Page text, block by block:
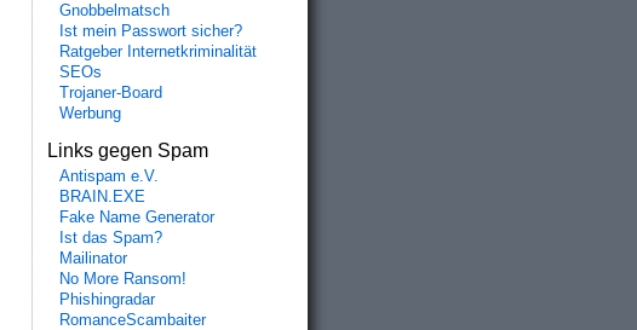
Gnobbelmatsch
Ist mein Passwort sicher?
Ratgeber Internetkriminalität
SEOs
Trojaner-Board
Werbung
Links gegen Spam
Antispam e.V.
BRAIN.EXE
Fake Name Generator
Ist das Spam?
Mailinator
No More Ransom!
Phishingradar
RomanceScambaiter